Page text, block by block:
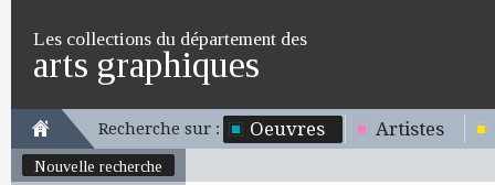
Les collections du département des
arts graphiques
Recherche sur : Oeuvres Artistes
Nouvelle recherche